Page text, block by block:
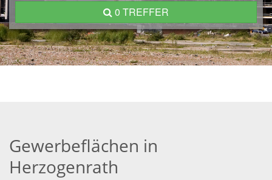
0 TREFFER
Gewerbeflächen in
Herzogenrath